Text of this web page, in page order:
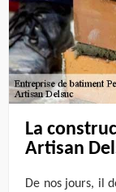
La
Artisan
De nos jours, il